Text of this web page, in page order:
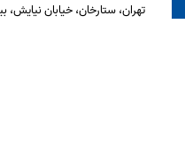
تهران، ستارخان، خیابان